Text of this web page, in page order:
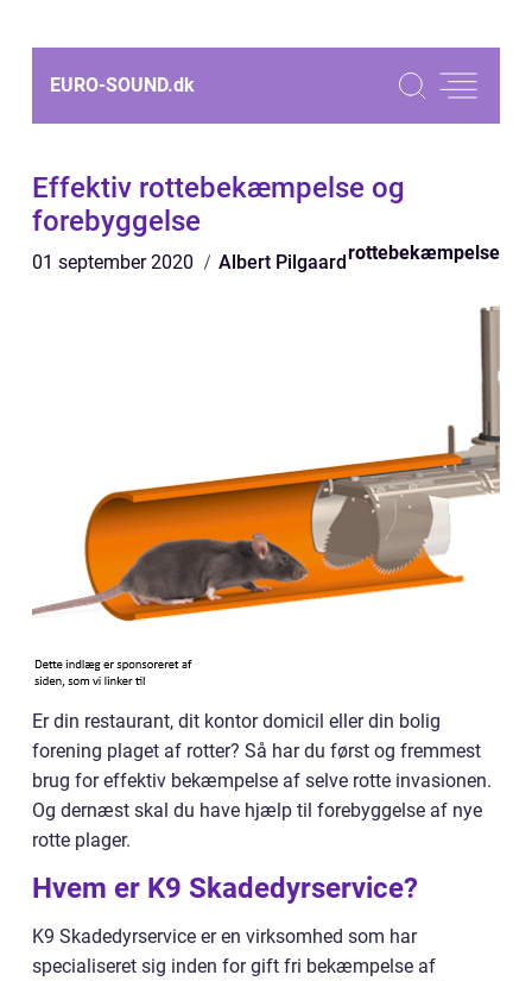
EURO-SOUND.dk
Effektiv rottebekæmpelse og
forebyggelse
01 september 2020 Albert Pilgaardrottebekæmpelse
Er din restaurant, dit kontor domicil eller din bolig
forening plaget af rotter? Så har du først og fremmest
brug for effektiv bekæmpelse af selve rotte invasionen.
Og dernæst skal du have hjælp til forebyggelse af nye
rotte plager.
Hvem er K9 Skadedyrservice?
K9 Skadedyrservice er en virksomhed som har
specialiseret sig inden for gift fri bekæmpelse af